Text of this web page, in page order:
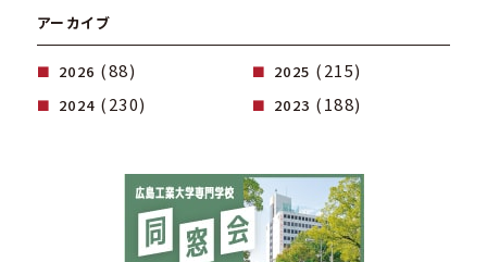
アーカイブ
2026 (88) 2025 (215)
2024 (230) 2023 (188)